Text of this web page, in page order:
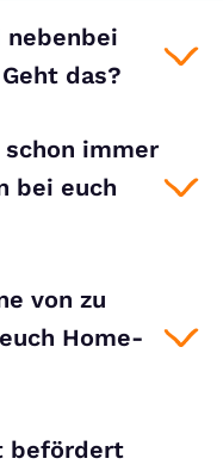
das?
immer
bei euch
von zu
Home-
befördert